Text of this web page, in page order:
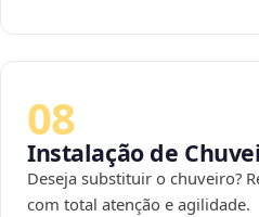
08
Instalação de
Deseja substituir o chuveiro?
com total atenção e agilidade.